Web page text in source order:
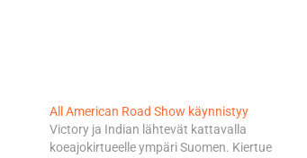
All American Road Show käynnistyy
Victory ja Indian lähtevät kattavalla
koeajokirtueelle ympäri Suomen. Kiertue